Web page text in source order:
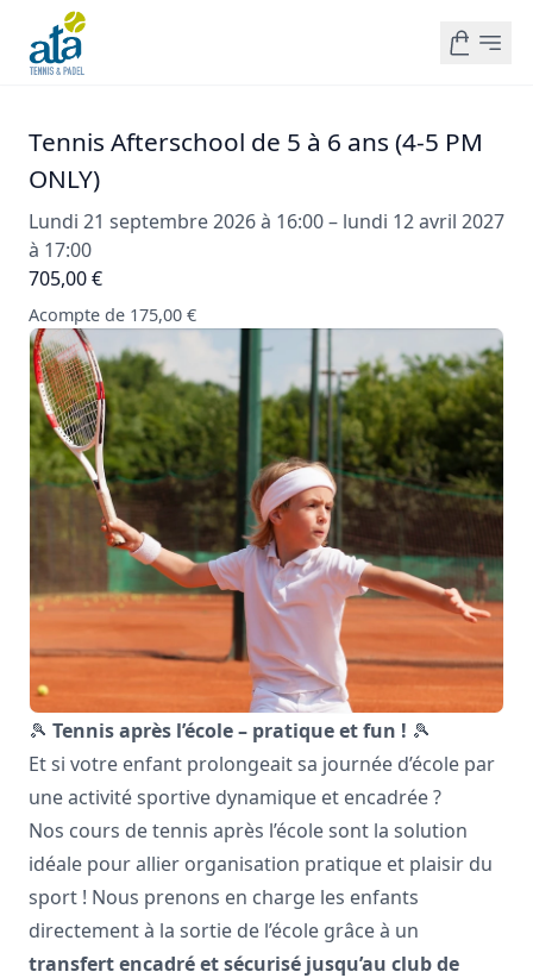
Tennis Afterschool de 5 à 6 ans (4-5 PM
ONLY)
Lundi 21 septembre 2026 à 16:00 – lundi 12 avril 2027
à 17:00
705,00 €
Acompte de 175,00 €
🎾 Tennis après l’école – pratique et fun ! 🎾
Et si votre enfant prolongeait sa journée d’école par
une activité sportive dynamique et encadrée ?
Nos cours de tennis après l’école sont la solution
idéale pour allier organisation pratique et plaisir du
sport ! Nous prenons en charge les enfants
directement à la sortie de l’école grâce à un
transfert encadré et sécurisé jusqu’au club de